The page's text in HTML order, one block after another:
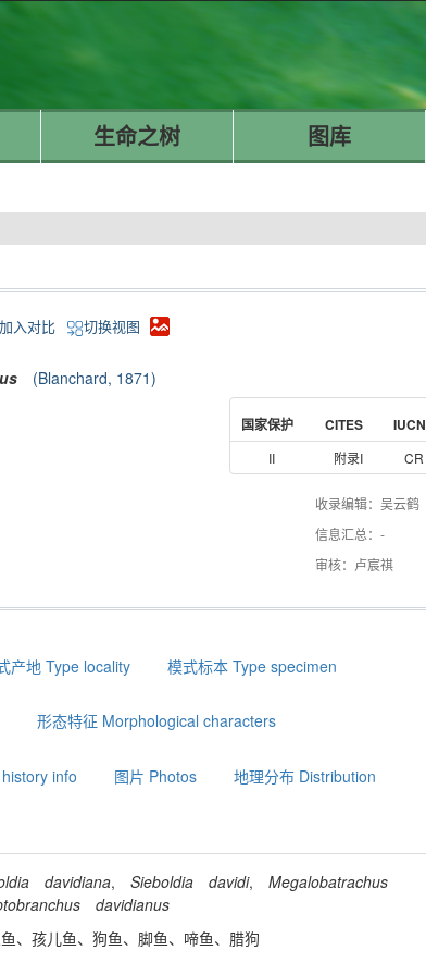
生命之树 图库
加入对比 切换视图
(Blanchard, 1871)
国家保护 CITES IUCN
II 附录I CR
收录编辑：吴云鹤
信息汇总：-
审核：卢宸祺
产地 Type locality 模式标本 Type specimen
形态特征 Morphological characters
info 图片 Photos 地理分布 Distribution
davidiana, Sieboldia davidi,
Megalobatrachus
davidianus
、孩儿鱼、狗鱼、脚鱼、啼鱼、腊狗